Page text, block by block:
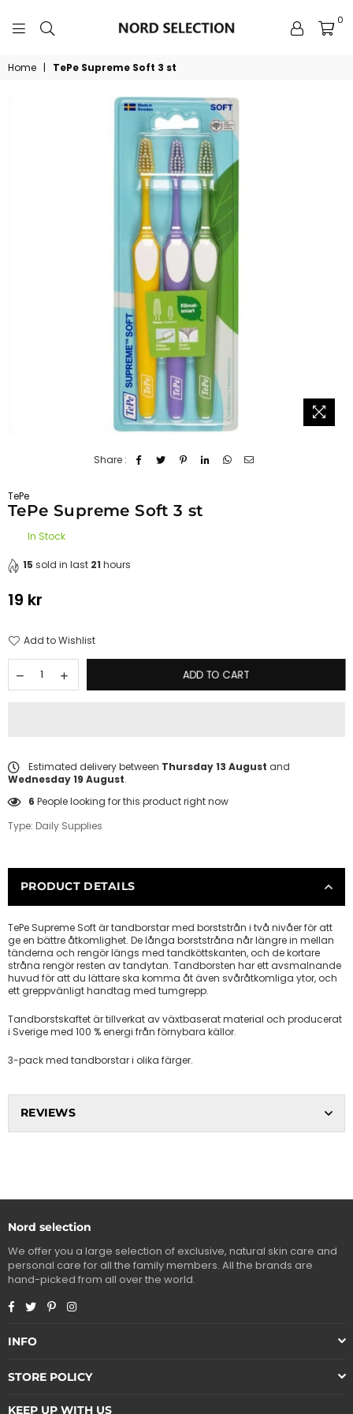
NORDSELECTION
0
Home | TePe Supreme Soft 3 st
Share :
TePe
TePe Supreme Soft 3 st
In Stock
15 sold in last 21 hours
Regular
19 kr
Add to Wishlist
ADD TO CART
Estimated delivery between Thursday 13 August and
Wednesday 19 August.
6 People looking for this product right now
Type: Daily Supplies
PRODUCT DETAILS
TePe Supreme Soft är tandborstar med borststrån i två nivåer för att
ge en bättre åtkomlighet. De långa borststråna når längre in mellan
tänderna och rengör längs med tandköttskanten, och de kortare
stråna rengör resten av tandytan. Tandborsten har ett avsmalnande
huvud för att du lättare ska komma åt även svåråtkomliga ytor, och
ett greppvänligt handtag med tumgrepp.
Tandborstskaftet är tillverkat av växtbaserat material och producerat
i Sverige med 100 % energi från förnybara källor.
3-pack med tandborstar i olika färger.
REVIEWS
Nord selection
We offer you a large selection of exclusive, natural skin care and
personal care for all the family members. All the brands are
hand-picked from all over the world.
Facebook
TwitterPinterestInstagram
INFO
STORE POLICY
KEEP UP WITH US